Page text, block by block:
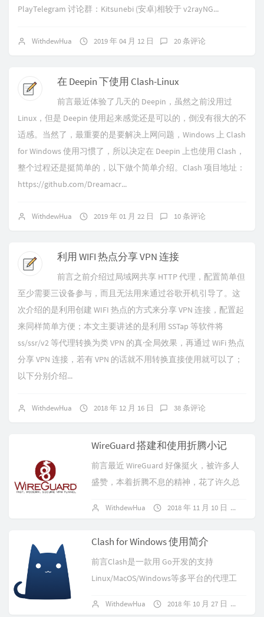
PlayTelegram 讨论群：Kitsunebi (安卓)相较于 v2rayNG...
WithdewHua 2019 年 04 月 12 日 20 条评论
在 Deepin 下使用 Clash-Linux
前言最近体验了几天的 Deepin，虽然之前没用过
Linux，但是 Deepin 使用起来感觉还是可以的，倒没有很大的不
适感。当然了，最重要的是要解决上网问题，Windows 上 Clash
for Windows 使用习惯了，所以决定在 Deepin 上也使用 Clash，
整个过程还是挺简单的，以下做个简单介绍。Clash 项目地址：
https://github.com/Dreamacr...
WithdewHua 2019 年 01 月 22 日 10 条评论
利用 WIFI 热点分享 VPN 连接
前言之前介绍过局域网共享 HTTP 代理，配置简单但
至少需要三设备参与，而且无法用来通过谷歌开机引导了。这
次介绍的是利用创建 WIFI 热点的方式来分享 VPN 连接，配置起
来同样简单方便；本文主要讲述的是利用 SSTap 等软件将
ss/ssr/v2 等代理转换为类 VPN 的真·全局效果，再通过 WiFi 热点
分享 VPN 连接，若有 VPN 的话就不用转换直接使用就可以了；
以下分别介绍...
WithdewHua 2018 年 12 月 16 日 38 条评论
WireGuard 搭建和使用折腾小记
前言最近 WireGuard 好像挺火，被许多人
盛赞，本着折腾不息的精神，花了许久总
于 WireGuard 是 UDP...
WithdewHua 2018 年 11 月 10 日
Clash for Windows 使用简介
前言Clash是一款用 Go开发的支持
Linux/MacOS/Windows等多平台的代理工
支...
WithdewHua 2018 年 10 月 27 日